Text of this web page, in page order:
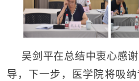
吴剑平在总结中衷心感
导，下一步，医学院将吸